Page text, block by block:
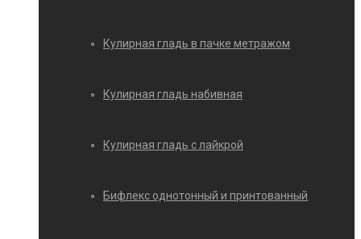
Кулирная гладь в пачке метражом
Кулирная гладь набивная
Кулирная гладь с лайкрой
Бифлекс однотонный и принтованный